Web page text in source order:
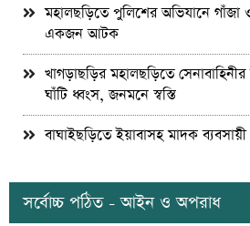
মহালছড়িতে পুলিশের অভিযানে
একজন আটক
খাগড়াছড়ির মহালছড়িতে সেনাবাহিনীর
ঘাঁটি ধ্বংস, জনমনে স্বস্তি
বাঘাইছড়িতে ইয়াবাসহ মাদক
সর্বোচ্চ পঠিত - আইন ও অপরাধ